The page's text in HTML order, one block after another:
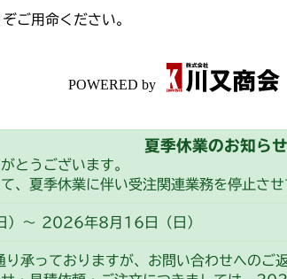
ご用命ください。
夏季休業のお知らせ
とうございます。
、夏季休業に伴い受注関連業務を停止させ
）～ 2026年8月16日（日）
り承っておりますが、お問い合わせへの